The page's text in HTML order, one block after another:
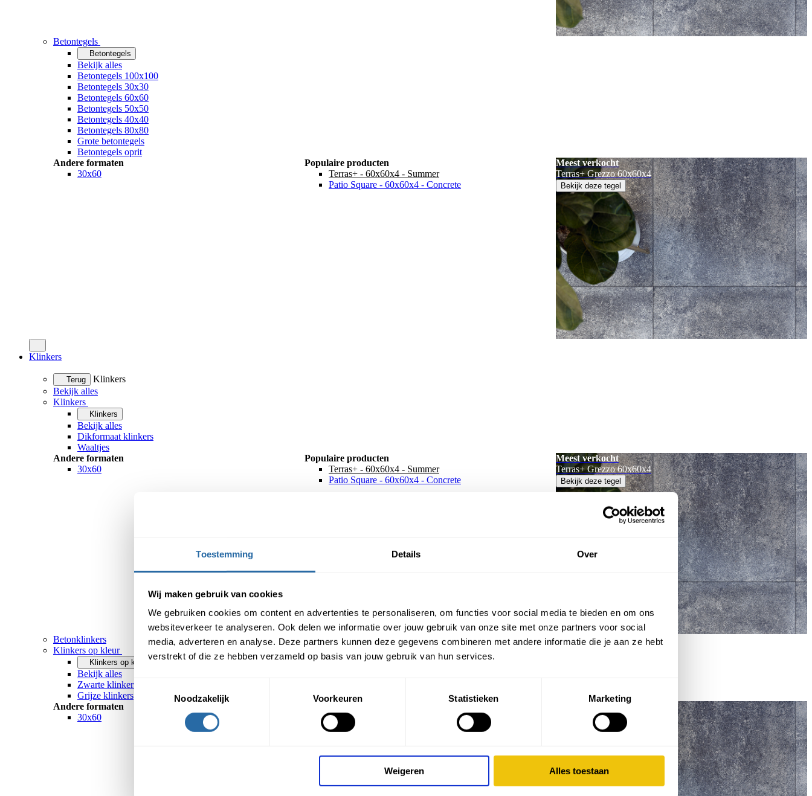
Toestemming Details Over
Wij maken gebruik van cookies
We gebruiken cookies om content en advertenties te personaliseren, om functies voor social media te bieden en om ons
websiteverkeer te analyseren. Ook delen we informatie over jouw gebruik van onze site met onze partners voor social
media, adverteren en analyse. Deze partners kunnen deze gegevens combineren met andere informatie die je aan ze hebt
verstrekt of die ze hebben verzameld op basis van jouw gebruik van hun services.
Toestemmingsselectie
Noodzakelijk
Voorkeuren Statistieken Marketing
Weigeren Alles toestaan
Betontegels
Betontegels
Bekijk alles
Betontegels 100x100
Betontegels 30x30
Betontegels 60x60
Betontegels 50x50
Betontegels 40x40
Betontegels 80x80
Grote betontegels
Betontegels oprit
Andere formaten
30x60
Populaire producten
Terras+ - 60x60x4 - Summer
Patio Square - 60x60x4 - Concrete
Meest verkocht
Terras+ Grezzo 60x60x4
Bekijk deze tegel
Klinkers
Terug
Klinkers
Bekijk alles
Klinkers
Klinkers
Bekijk alles
Dikformaat klinkers
Waaltjes
Andere formaten
30x60
Populaire producten
Terras+ - 60x60x4 - Summer
Patio Square - 60x60x4 - Concrete
Meest verkocht
Terras+ Grezzo 60x60x4
Bekijk deze tegel
Betonklinkers
Klinkers op kleur
Klinkers op kleur
Bekijk alles
Zwarte klinkers
Grijze klinkers
Andere formaten
30x60
Terras+ - 60x60x4 - Summer
Patio Square - 60x60x4 - Concrete
Terras+ Grezzo 60x60x4
Bekijk deze tegel